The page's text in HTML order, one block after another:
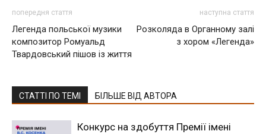
попередня стаття
Легенда польської музики
композитор Ромуальд
Твардовський пішов із життя
наступна стаття
Розколяда в Органному залі
з хором «Легенда»
СТАТТІ ПО ТЕМІ БІЛЬШЕ ВІД АВТОРА
Конкурс на здобуття Премії імені